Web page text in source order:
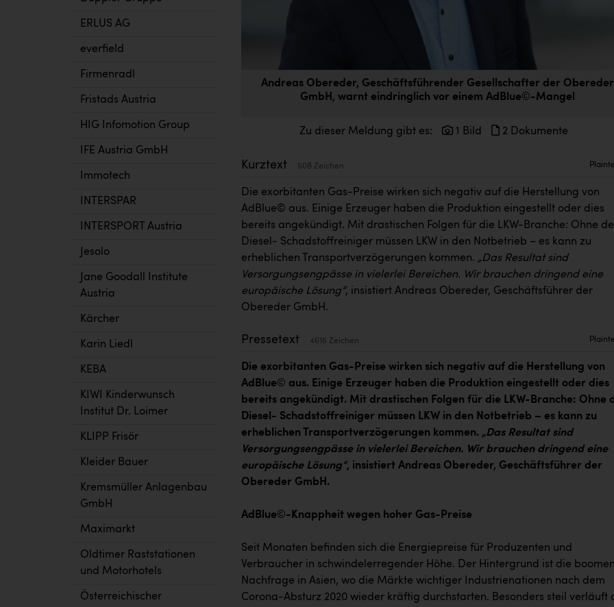
ERLUS AG
everfield
Firmenradl
Fristads Austria
HIG Infomotion Group
IFE Austria GmbH
Immotech
INTERSPAR
INTERSPORT Austria
Jesolo
Jane Goodall Institute
Austria
Kärcher
Karin Liedl
KEBA
KIWI Kinderwunsch
Institut Dr. Loimer
KLIPP Frisör
Kleider Bauer
Kremsmüller Anlagenbau
GmbH
Maximarkt
Oldtimer Raststationen
und Motorhotels
Österreichischer
Andreas Obereder, Geschäftsführender Gesellschafter der Obereder
GmbH, warnt eindringlich vor einem AdBlue©-Mangel
Zu dieser Meldung gibt es: 1 Bild 2 Dokumente
Kurztext 508 Zeichen
Die exorbitanten Gas-Preise wirken sich negativ auf die Herstellung von
AdBlue© aus. Einige Erzeuger haben die Produktion eingestellt oder dies
bereits angekündigt. Mit drastischen Folgen für die LKW-Branche: Ohne
Diesel- Schadstoffreiniger müssen LKW in den Notbetrieb – es kann zu
erheblichen Transportverzögerungen kommen. „Das Resultat sind
Versorgungsengpässe in vielerlei Bereichen. Wir brauchen dringend eine
europäische Lösung“, insistiert Andreas Obereder, Geschäftsführer der
Obereder GmbH.
Pressetext 4615 Zeichen
Die exorbitanten Gas-Preise wirken sich negativ auf die Herstellung von
AdBlue© aus. Einige Erzeuger haben die Produktion eingestellt oder dies
bereits angekündigt. Mit drastischen Folgen für die LKW-Branche: Ohne
Diesel- Schadstoffreiniger müssen LKW in den Notbetrieb – es kann zu
erheblichen Transportverzögerungen kommen. „Das Resultat sind
Versorgungsengpässe in vielerlei Bereichen. Wir brauchen dringend eine
europäische Lösung“, insistiert Andreas Obereder, Geschäftsführer der
Obereder GmbH.
AdBlue©-Knappheit wegen hoher Gas-Preise
Seit Monaten befinden sich die Energiepreise für Produzenten und
Verbraucher in schwindelerregender Höhe. Der Hintergrund ist die
Nachfrage in Asien, wo die Märkte wichtiger Industrienationen nach dem
Corona-Absturz 2020 wieder kräftig durchstarten. Besonders steil verläuft